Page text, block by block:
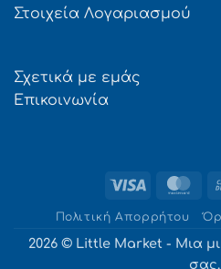
Στοιχεία Λογαριασμού
Σχετικά με εμάς
Επικοινωνία
Visa
Πολιτική Απορρήτου
2026 © Little Market - Μια
σας.